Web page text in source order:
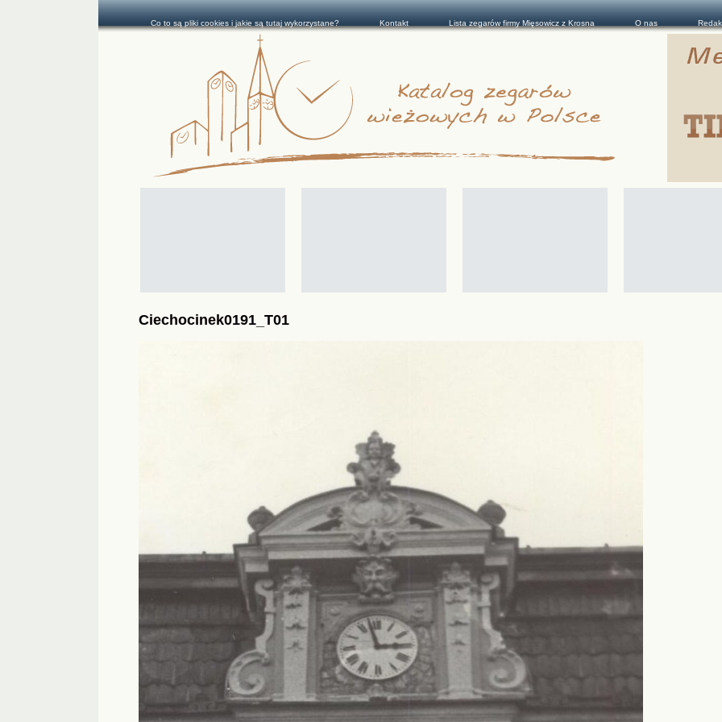
Ciechocinek0191_T01
Co to są pliki cookies i jakie są tutaj wykorzystane? Kontakt Lista zegarów firmy Mięsowicz z Krosna O nas